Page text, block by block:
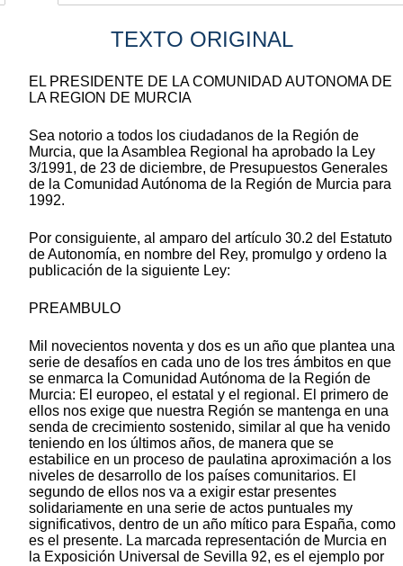
TEXTO ORIGINAL
EL PRESIDENTE DE LA COMUNIDAD AUTONOMA DE
LA REGION DE MURCIA
Sea notorio a todos los ciudadanos de la Región de
Murcia, que la Asamblea Regional ha aprobado la Ley
3/1991, de 23 de diciembre, de Presupuestos Generales
de la Comunidad Autónoma de la Región de Murcia para
1992.
Por consiguiente, al amparo del artículo 30.2 del Estatuto
de Autonomía, en nombre del Rey, promulgo y ordeno la
publicación de la siguiente Ley:
PREAMBULO
Mil novecientos noventa y dos es un año que plantea una
serie de desafíos en cada uno de los tres ámbitos en que
se enmarca la Comunidad Autónoma de la Región de
Murcia: El europeo, el estatal y el regional. El primero de
ellos nos exige que nuestra Región se mantenga en una
senda de crecimiento sostenido, similar al que ha venido
teniendo en los últimos años, de manera que se
estabilice en un proceso de paulatina aproximación a los
niveles de desarrollo de los países comunitarios. El
segundo de ellos nos va a exigir estar presentes
solidariamente en una serie de actos puntuales my
significativos, dentro de un año mítico para España, como
es el presente. La marcada representación de Murcia en
la Exposición Universal de Sevilla 92, es el ejemplo por